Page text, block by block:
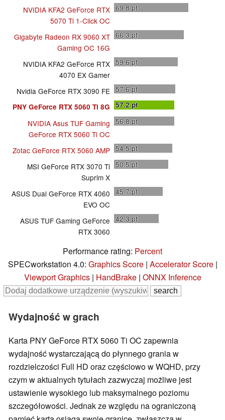
NVIDIA KFA2 GeForce RTX
5070 Ti 1-Click OC
69.8 pt
Gigabyte Radeon RX 9060 XT
Gaming OC 16G
66.3 pt
NVIDIA KFA2 GeForce RTX
4070 EX Gamer
59.6 pt
Nvidia GeForce RTX 3090 FE 57.6 pt
PNY GeForce RTX 5060 Ti 8G 57.2pt
NVIDIA Asus TUF Gaming
GeForce RTX 5060 Ti OC
56.8 pt
Zotac GeForce RTX 5060 AMP 54.5 pt
MSI GeForce RTX 3070 Ti
Suprim X
50.5 pt
ASUS Dual GeForce RTX 4060
EVO OC
45.7 pt
ASUS TUF Gaming GeForce
RTX 3060
42.3 pt
Performance rating: Percent
SPECworkstation 4.0: Graphics Score| Accelerator Score|
Viewport Graphics| HandBrake| ONNX Inference
Wydajność w grach
Karta PNY GeForce RTX 5060 Ti OC zapewnia
wydajność wystarczającą do płynnego grania w
rozdzielczości Full HD oraz częściowo w WQHD, przy
czym w aktualnych tytułach zazwyczaj możliwe jest
ustawienie wysokiego lub maksymalnego poziomu
szczegółowości. Jednak ze względu na ograniczoną